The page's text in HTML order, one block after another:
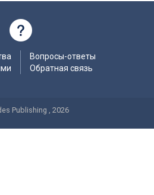
Вопросы-ответы
Обратная связь
Publishing , 2026